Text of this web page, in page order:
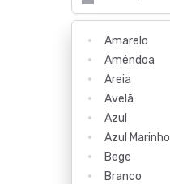
Amarelo
Amêndoa
Areia
Avelã
Azul
Azul Marinho
Bege
Branco